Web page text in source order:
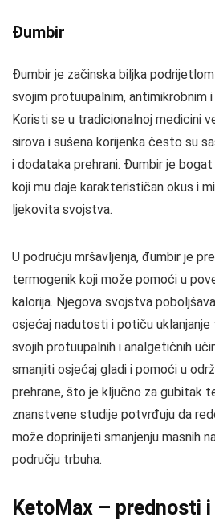
Đumbir
Đumbir je začinska biljka
svojim protuupalnim, antimikrobnim
Koristi se u tradicionalnoj medicini
sirova i sušena korijenka često su
i dodataka prehrani. Đumbir je
koji mu daje karakterističan okus i
ljekovita svojstva.
U području mršavljenja, đumbir je
termogenik koji može pomoći u
kalorija. Njegova svojstva
osjećaj nadutosti i potiču
svojih protuupalnih i analgetičnih
smanjiti osjećaj gladi i pomoći u
prehrane, što je ključno za gubitak
znanstvene studije potvrđuju da
može doprinijeti smanjenju masnih
području trbuha.
KetoMax – prednosti